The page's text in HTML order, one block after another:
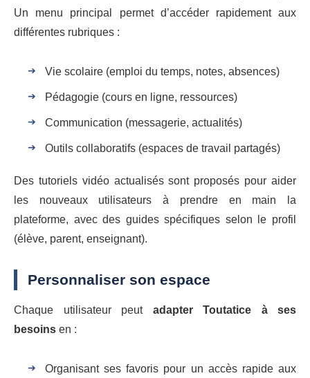
Un menu principal permet d’accéder rapidement aux
différentes rubriques :
Vie scolaire (emploi du temps, notes, absences)
Pédagogie (cours en ligne, ressources)
Communication (messagerie, actualités)
Outils collaboratifs (espaces de travail partagés)
Des tutoriels vidéo actualisés sont proposés pour aider
les nouveaux utilisateurs à prendre en main la
plateforme, avec des guides spécifiques selon le profil
(élève, parent, enseignant).
Personnaliser son espace
Chaque utilisateur peut adapter Toutatice à ses
besoins en :
Organisant ses favoris pour un accès rapide aux